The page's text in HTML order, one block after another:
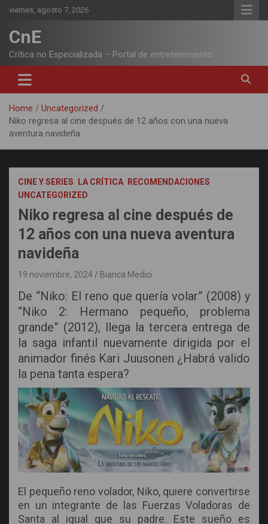
Skip
content
viernes, agosto 7, 2026
CnE
Crítica no Especializada – Portal de entretenimiento
Home
Uncategorized
Niko regresa al cine después de 12 años con una nueva
aventura navideña
CINE Y SERIES LA CRÍTICA
RECOMENDACIONES
UNCATEGORIZED
Niko regresa al cine después de
12 años con una nueva aventura
navideña
19 noviembre, 2024 Bianca Medici
De “Niko: El reno que quería volar” (2008) y
“Niko 2: Hermano pequeño, problema
grande” (2012), llega la tercera entrega de
la saga infantil nuevamente dirigida por el
animador finés Kari Juusonen ¿Habrá valido
la pena tanta espera?
El pequeño reno volador, Niko, quiere convertirse
en un integrante de las Fuerzas Voladoras de
Santa al igual que su padre. Este sueño es